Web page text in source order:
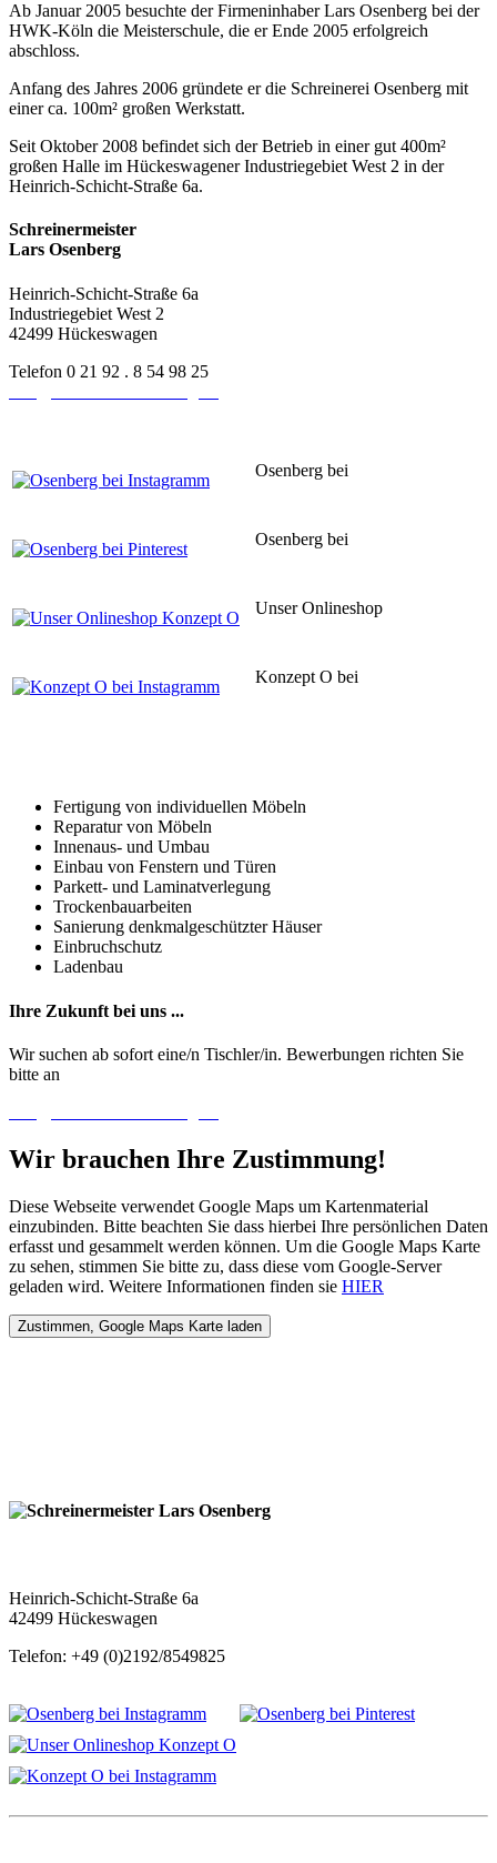
Ab Januar 2005 besuchte der Firmeninhaber Lars Osenberg bei der
HWK-Köln die Meisterschule, die er Ende 2005 erfolgreich
abschloss.
Anfang des Jahres 2006 gründete er die Schreinerei Osenberg mit
einer ca. 100m² großen Werkstatt.
Seit Oktober 2008 befindet sich der Betrieb in einer gut 400m²
großen Halle im Hückeswagener Industriegebiet West 2 in der
Heinrich-Schicht-Straße 6a.
Schreinermeister
Lars Osenberg
Heinrich-Schicht-Straße 6a
Industriegebiet West 2
42499 Hückeswagen
Telefon 0 21 92 . 8 54 98 25
Osenberg bei
Osenberg bei
Unser Onlineshop
Konzept O bei
Fertigung von individuellen Möbeln
Reparatur von Möbeln
Innenaus- und Umbau
Einbau von Fenstern und Türen
Parkett- und Laminatverlegung
Trockenbauarbeiten
Sanierung denkmalgeschützter Häuser
Einbruchschutz
Ladenbau
Ihre Zukunft bei uns ...
Wir suchen ab sofort eine/n Tischler/in. Bewerbungen richten Sie
bitte an
Wir brauchen Ihre Zustimmung!
Diese Webseite verwendet Google Maps um Kartenmaterial
einzubinden. Bitte beachten Sie dass hierbei Ihre persönlichen Daten
erfasst und gesammelt werden können. Um die Google Maps Karte
zu sehen, stimmen Sie bitte zu, dass diese vom Google-Server
geladen wird. Weitere Informationen finden sie HIER
Heinrich-Schicht-Straße 6a
42499 Hückeswagen
Telefon: +49 (0)2192/8549825